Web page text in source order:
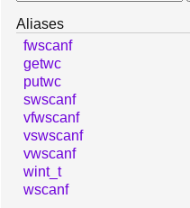
Aliases
fwscanf
getwc
putwc
swscanf
vfwscanf
vswscanf
vwscanf
wint_t
wscanf